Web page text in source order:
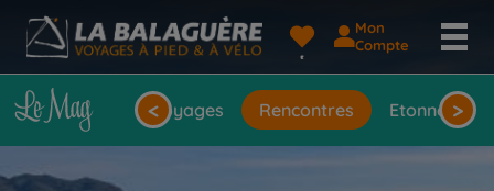
Mon
Compte
Idées de voyages Rencontres Etonnantes
< >